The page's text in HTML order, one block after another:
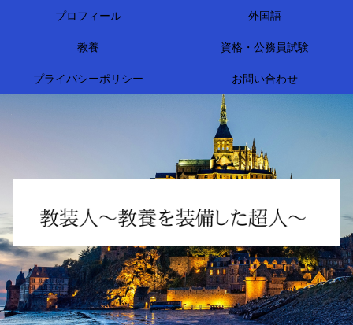
プロフィール 外国語
教養 資格・公務員試験
プライバシーポリシー お問い合わせ